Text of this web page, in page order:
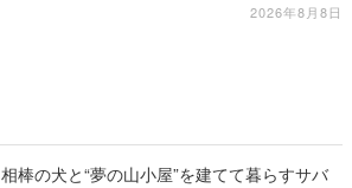
2026年8月8日
相棒の犬と“夢の山小屋”を建てて暮らすサバ